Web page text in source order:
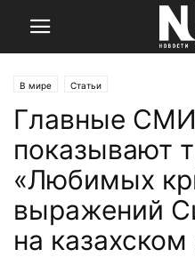
В мире Статьи
Главные СМИ
показывают
«Любимых
выражений
на